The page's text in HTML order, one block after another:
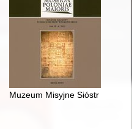
pw. Wniebowzięcia NMP
Muzeum Misyjne Sióstr